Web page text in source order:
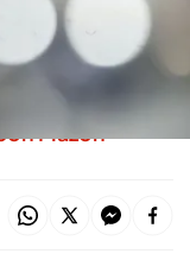
en
en el
Mazón